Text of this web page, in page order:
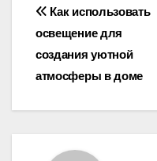
Навигация
по
записям
Как использовать
освещение для
создания уютной
атмосферы в доме